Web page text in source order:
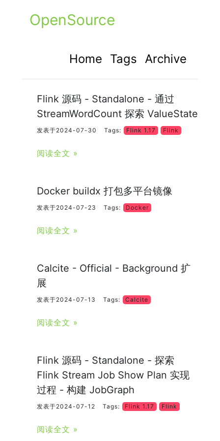
OpenSource
Home Tags Archive
Flink 源码 - Standalone - 通过
StreamWordCount 探索 ValueState
发表于2024-07-30 Tags: Flink 1.17 Flink
阅读全文 »
Docker buildx 打包多平台镜像
发表于2024-07-23 Tags: Docker
阅读全文 »
Calcite - Official - Background 扩
展
发表于2024-07-13 Tags: Calcite
阅读全文 »
Flink 源码 - Standalone - 探索
Flink Stream Job Show Plan 实现
过程 - 构建 JobGraph
发表于2024-07-12 Tags: Flink 1.17 Flink
阅读全文 »